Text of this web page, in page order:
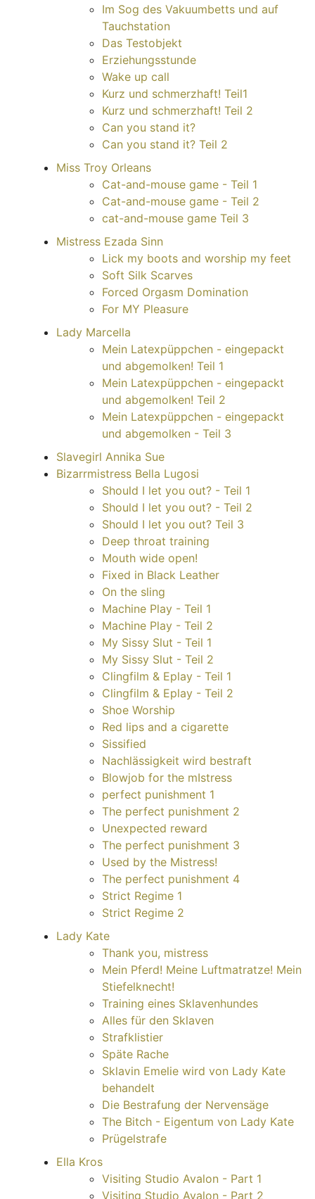
Im Sog des Vakuumbetts und auf
Tauchstation
Das Testobjekt
Erziehungsstunde
Wake up call
Kurz und schmerzhaft! Teil1
Kurz und schmerzhaft! Teil 2
Can you stand it?
Can you stand it? Teil 2
Miss Troy Orleans
Cat-and-mouse game - Teil 1
Cat-and-mouse game - Teil 2
cat-and-mouse game Teil 3
Mistress Ezada Sinn
Lick my boots and worship my feet
Soft Silk Scarves
Forced Orgasm Domination
For MY Pleasure
Lady Marcella
Mein Latexpüppchen - eingepackt
und abgemolken! Teil 1
Mein Latexpüppchen - eingepackt
und abgemolken! Teil 2
Mein Latexpüppchen - eingepackt
und abgemolken - Teil 3
Slavegirl Annika Sue
Bizarrmistress Bella Lugosi
Should I let you out? - Teil 1
Should I let you out? - Teil 2
Should I let you out? Teil 3
Deep throat training
Mouth wide open!
Fixed in Black Leather
On the sling
Machine Play - Teil 1
Machine Play - Teil 2
My Sissy Slut - Teil 1
My Sissy Slut - Teil 2
Clingfilm & Eplay - Teil 1
Clingfilm & Eplay - Teil 2
Shoe Worship
Red lips and a cigarette
Sissified
Nachlässigkeit wird bestraft
Blowjob for the mIstress
perfect punishment 1
The perfect punishment 2
Unexpected reward
The perfect punishment 3
Used by the Mistress!
The perfect punishment 4
Strict Regime 1
Strict Regime 2
Lady Kate
Thank you, mistress
Mein Pferd! Meine Luftmatratze! Mein
Stiefelknecht!
Training eines Sklavenhundes
Alles für den Sklaven
Strafklistier
Späte Rache
Sklavin Emelie wird von Lady Kate
behandelt
Die Bestrafung der Nervensäge
The Bitch - Eigentum von Lady Kate
Prügelstrafe
Ella Kros
Visiting Studio Avalon - Part 1
Visiting Studio Avalon - Part 2